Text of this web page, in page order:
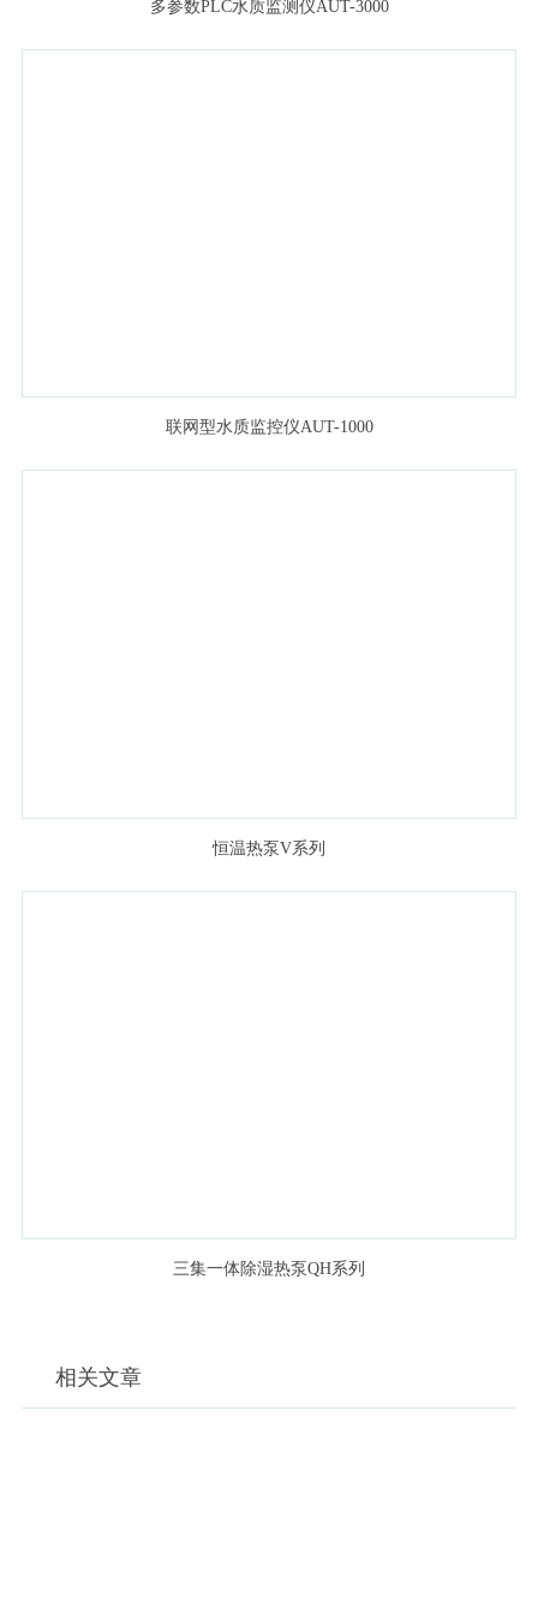
多参数PLC水质监测仪AUT-3000
联网型水质监控仪AUT-1000
恒温热泵V系列
三集一体除湿热泵QH系列
相关文章